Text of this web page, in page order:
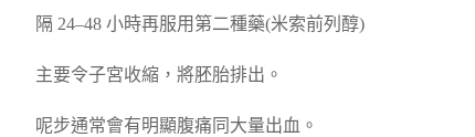
隔 24–48 小時再服用第二種藥(米索前列醇)
主要令子宮收縮，將胚胎排出。
呢步通常會有明顯腹痛同大量出血。